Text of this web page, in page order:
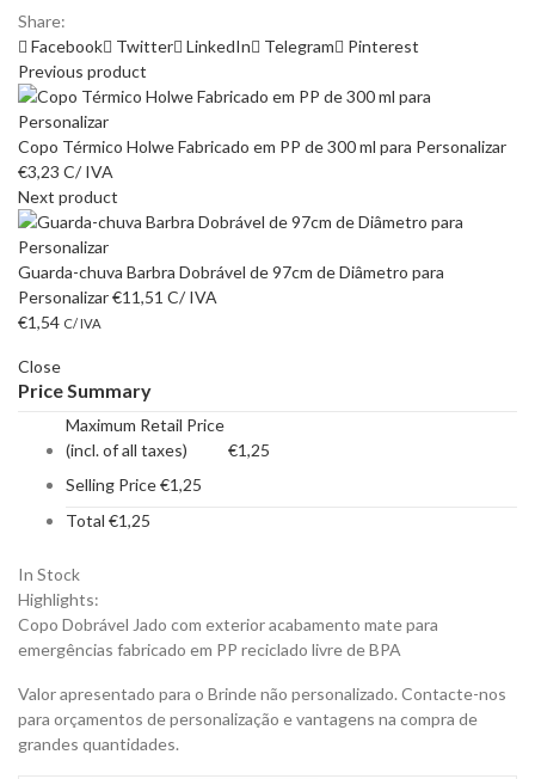
Share:
Facebook
Twitter LinkedIn Telegram
Pinterest
Previous product
Copo Térmico Holwe Fabricado em PP de 300 ml para Personalizar
€3,23 C/ IVA
Next product
Guarda-chuva Barbra Dobrável de 97cm de Diâmetro para
Personalizar€11,51 C/ IVA
€1,54 C/ IVA
Close
Price Summary
Maximum Retail Price
(incl. of all taxes)
€1,25
Selling Price€1,25
Total €1,25
In Stock
Highlights:
Copo Dobrável Jado com exterior acabamento mate para
emergências fabricado em PP reciclado livre de BPA
Valor apresentado para o Brinde não personalizado. Contacte-nos
para orçamentos de personalização e vantagens na compra de
grandes quantidades.